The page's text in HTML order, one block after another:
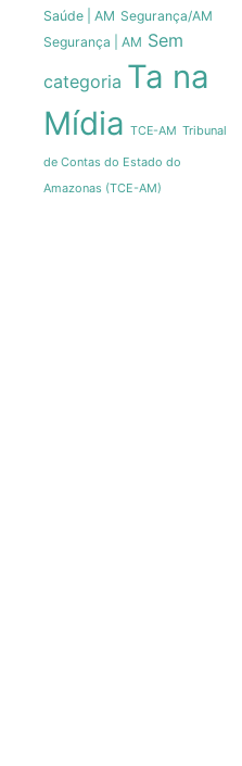
Saúde | AM Segurança/AM
Segurança | AM Sem
categoria Ta na
Mídia TCE-AM Tribunal
de Contas do Estado do
Amazonas (TCE-AM)